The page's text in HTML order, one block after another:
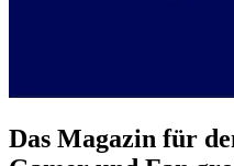
Das Magazin für